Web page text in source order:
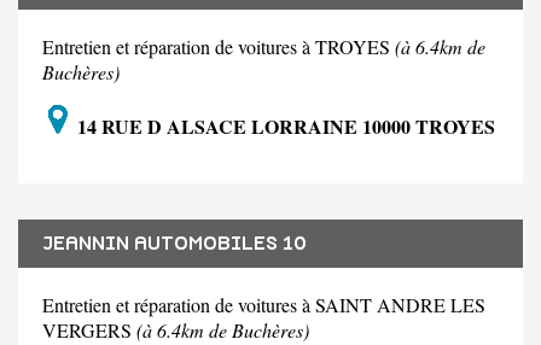
Entretien et réparation de voitures à TROYES (à 6.4km de
Buchères)
14 RUE D ALSACE LORRAINE 10000 TROYES
JEANNIN AUTOMOBILES 10
Entretien et réparation de voitures à SAINT ANDRE LES
VERGERS (à 6.4km de Buchères)